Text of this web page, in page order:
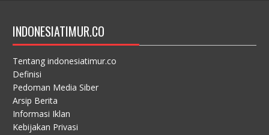
INDONESIATIMUR.CO
Tentang indonesiatimur.co
Definisi
Pedoman Media Siber
Arsip Berita
Informasi Iklan
Kebijakan Privasi